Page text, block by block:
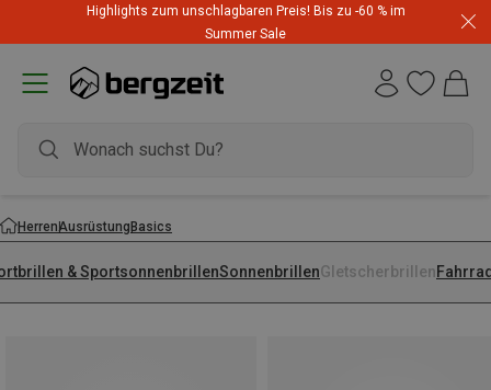
Highlights zum unschlagbaren Preis! Bis zu -60 % im
Summer Sale
HerrenAusrüstungBasics
& SportsonnenbrillenSonnenbrillenGletscherbrillen